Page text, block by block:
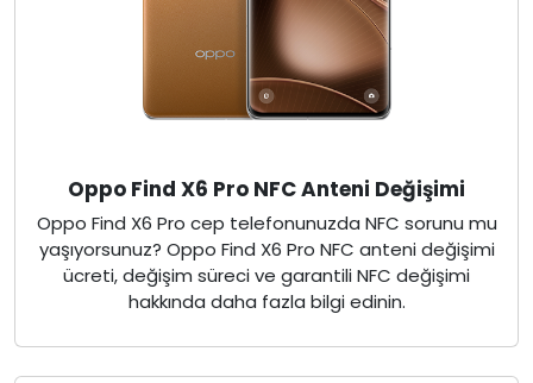
Oppo Find X6 Pro NFC Anteni Değişimi
Oppo Find X6 Pro cep telefonunuzda NFC sorunu mu
yaşıyorsunuz? Oppo Find X6 Pro NFC anteni değişimi
ücreti, değişim süreci ve garantili NFC değişimi
hakkında daha fazla bilgi edinin.